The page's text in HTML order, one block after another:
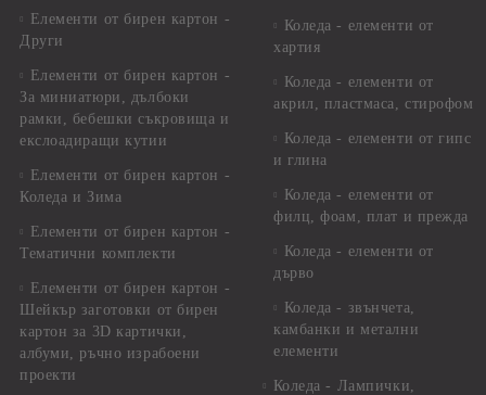
Елементи от бирен картон -
Други
Елементи от бирен картон -
За миниатюри, дълбоки
рамки, бебешки съкровища и
екслоадиращи кутии
Елементи от бирен картон -
Коледа и Зима
Елементи от бирен картон -
Тематични комплекти
Елементи от бирен картон -
Шейкър заготовки от бирен
картон за 3D картички,
албуми, ръчно израбоени
проекти
Коледа - елементи от
хартия
Коледа - елементи от
акрил, пластмаса, стирофом
Коледа - елементи от гипс
и глина
Коледа - елементи от
филц, фоам, плат и прежда
Коледа - елементи от
дърво
Коледа - звънчета,
камбанки и метални
елементи
Коледа - Лампички,